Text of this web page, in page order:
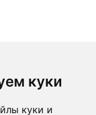
куки
куки и
пр-т Газеты